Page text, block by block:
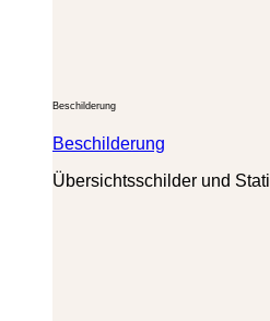
Beschilderung
Beschilderung
Übersichtsschilder und